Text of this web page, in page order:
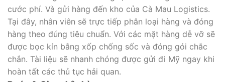
cước phí. Và gửi hàng đến kho của Cà Mau Logistics.
Tại đây, nhân viên sẽ trực tiếp phân loại hàng và đóng
hàng theo đúng tiêu chuẩn. Với các mặt hàng dễ vỡ sẽ
được bọc kín bằng xốp chống sốc và đóng gói chắc
chắn. Tài liệu sẽ nhanh chóng được gửi đi Mỹ ngay khi
hoàn tất các thủ tục hải quan.